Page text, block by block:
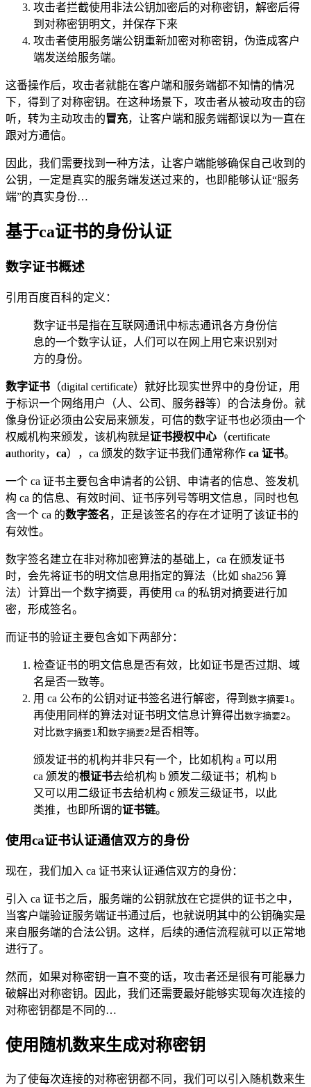
攻击者拦截使用非法公钥加密后的对称密钥，解密后得
到对称密钥明文，并保存下来
攻击者使用服务端公钥重新加密对称密钥，伪造成客户
端发送给服务端。
这番操作后，攻击者就能在客户端和服务端都不知情的情况
下，得到了对称密钥。在这种场景下，攻击者从被动攻击的窃
听，转为主动攻击的冒充，让客户端和服务端都误以为一直在
跟对方通信。
因此，我们需要找到一种方法，让客户端能够确保自己收到的
公钥，一定是真实的服务端发送过来的，也即能够认证“服务
端”的真实身份…
基于ca证书的身份认证
数字证书概述
引用百度百科的定义：
数字证书是指在互联网通讯中标志通讯各方身份信
息的一个数字认证，人们可以在网上用它来识别对
方的身份。
数字证书 （digital certificate）就好比现实世界中的身份证，用
于标识一个网络用户（人、公司、服务器等）的合法身份。就
像身份证必须由公安局来颁发，可信的数字证书也必须由一个
权威机构来颁发，该机构就是证书授权中心 （certificate
authority， ca），ca 颁发的数字证书我们通常称作 ca 证书。
一个 ca 证书主要包含申请者的公钥、申请者的信息、签发机
构 ca 的信息、有效时间、证书序列号等明文信息，同时也包
含一个 ca 的数字签名，正是该签名的存在才证明了该证书的
有效性。
数字签名建立在非对称加密算法的基础上，ca 在颁发证书
时，会先将证书的明文信息用指定的算法（比如 sha256 算
法）计算出一个数字摘要，再使用 ca 的私钥对摘要进行加
密，形成签名。
而证书的验证主要包含如下两部分：
检查证书的明文信息是否有效，比如证书是否过期、域
名是否一致等。
用 ca 公布的公钥对证书签名进行解密，得到 数字摘要1 。
再使用同样的算法对证书明文信息计算得出数字摘要2。
对比数字摘要1 和数字摘要2是否相等。
颁发证书的机构并非只有一个，比如机构 a 可以用
ca 颁发的根证书去给机构 b 颁发二级证书；机构 b
又可以用二级证书去给机构 c 颁发三级证书，以此
类推，也即所谓的证书链。
使用ca证书认证通信双方的身份
现在，我们加入 ca 证书来认证通信双方的身份：
引入 ca 证书之后，服务端的公钥就放在它提供的证书之中，
当客户端验证服务端证书通过后，也就说明其中的公钥确实是
来自服务端的合法公钥。这样，后续的通信流程就可以正常地
进行了。
然而，如果对称密钥一直不变的话，攻击者还是很有可能暴力
破解出对称密钥。因此，我们还需要最好能够实现每次连接的
对称密钥都是不同的…
使用随机数来生成对称密钥
为了使每次连接的对称密钥都不同，我们可以引入随机数来生